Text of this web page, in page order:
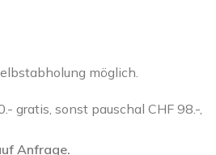
möglich.
gratis, sonst pauschal CHF 98.-,
Anfrage.